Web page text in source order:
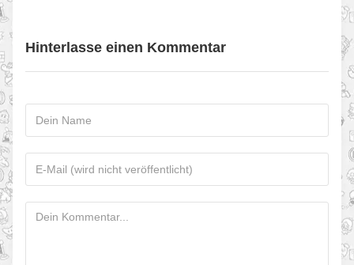
Hinterlasse einen Kommentar